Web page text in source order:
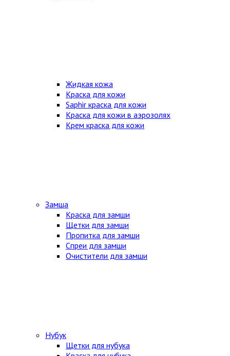
Жидкая кожа
Краска для кожи
Saphir краска для кожи
Краска для кожи в аэрозолях
Крем краска для кожи
Замша
Краска для замши
Щетки для замши
Пропитка для замши
Спреи для замши
Очистители для замши
Нубук
Щетки для нубука